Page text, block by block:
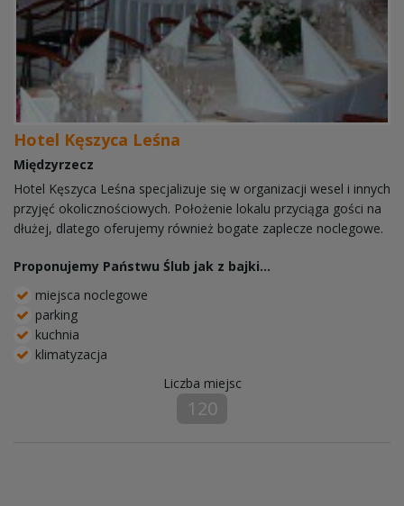
Hotel Kęszyca Leśna
Międzyrzecz
Hotel Kęszyca Leśna specjalizuje się w organizacji wesel i innych
przyjęć okolicznościowych. Położenie lokalu przyciąga gości na
dłużej, dlatego oferujemy również bogate zaplecze noclegowe.
Proponujemy Państwu Ślub jak z bajki...
miejsca noclegowe
parking
kuchnia
klimatyzacja
Liczba miejsc
120